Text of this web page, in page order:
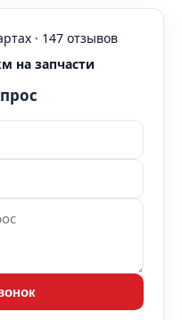
· 147 отзывов
на запчасти